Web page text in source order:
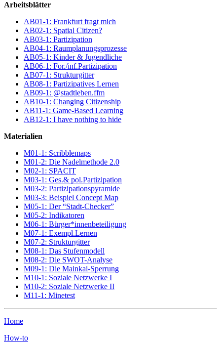
Arbeitsblätter
AB01-1: Frankfurt fragt mich
AB02-1: Spatial Citizen?
AB03-1: Partizipation
AB04-1: Raumplanungsprozesse
AB05-1: Kinder & Jugendliche
AB06-1: For./inf.Partizipation
AB07-1: Strukturgitter
AB08-1: Partizipatives Lernen
AB09-1: @stadtleben.ffm
AB10-1: Changing Citizenship
AB11-1: Game-Based Learning
AB12-1: I have nothing to hide
Materialien
M01-1: Scribblemaps
M01-2: Die Nadelmethode 2.0
M02-1: SPACIT
M03-1: Ges.& pol.Partizipation
M03-2: Partizipationspyramide
M03-3: Beispiel Concept Map
M05-1: Der “Stadt-Checker”
M05-2: Indikatoren
M06-1: Bürger*innenbeteiligung
M07-1: Exempl.Lernen
M07-2: Strukturgitter
M08-1: Das Stufenmodell
M08-2: Die SWOT-Analyse
M09-1: Die Mainkai-Sperrung
M10-1: Soziale Netzwerke I
M10-2: Soziale Netzwerke II
M11-1: Minetest
Home
How-to